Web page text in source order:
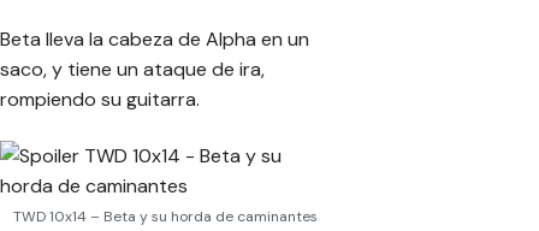
Beta lleva la cabeza de Alpha en un
saco, y tiene un ataque de ira,
rompiendo su guitarra.
TWD 10x14 – Beta y su horda de caminantes